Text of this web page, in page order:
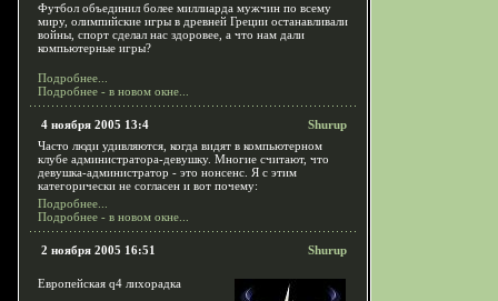
Футбол объединил более миллиарда мужчин по всему
миру, олимпийские игры в древней Греции останавливали
войны, спорт сделал нас здоровее, а что нам дали
компьютерные игры?
Подробнее...
Подробнее - в новом окне...
4 ноября 2005 13:4
Shurup
Часто люди удивляются, когда видят в компьютерном
клубе администратора-девушку. Многие считают, что
девушка-администратор - это нонсенс. Я с этим
категорически не согласен и вот почему:
Подробнее...
Подробнее - в новом окне...
2 ноября 2005 16:51 Shurup
Европейская q4 лихорадка